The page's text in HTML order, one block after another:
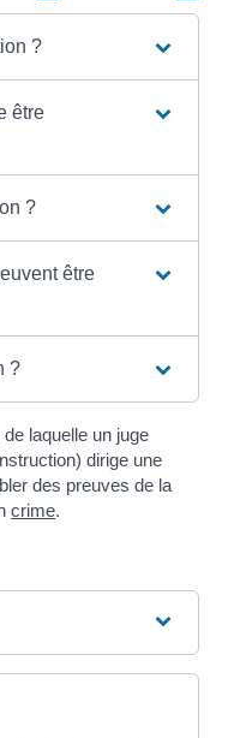
?
être
?
être
?
laquelle un juge
dirige une
des preuves de la
crime.